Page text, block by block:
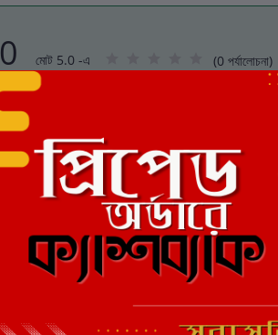
0 মোট 5.0 -এ (0 পর্যালোচনা)